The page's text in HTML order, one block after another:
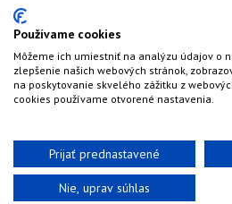
Vajnory
Roľnícka
109
83107
Bratislava
HalfPixel©2022-2026
Používame cookies
Môžeme ich umiestniť na analýzu údajov o
zlepšenie našich webových stránok,
na poskytovanie skvelého zážitku z
cookies používame otvorené nastavenia.
Prijať prednastavené
Nie, uprav súhlas